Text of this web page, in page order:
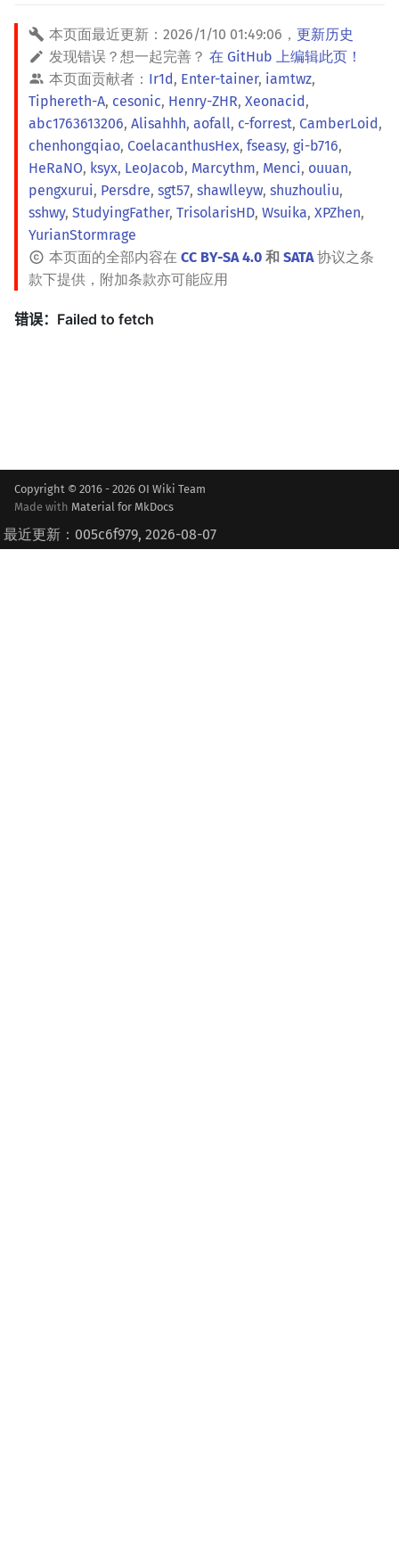
本页面最近更新： 2026/1/10 01:49:06 ， 更新历史
发现错误？想一起完善？ 在 GitHub 上编辑此页！
本页面贡献者： Ir1d , Enter-tainer, iamtwz,
Tiphereth-A, cesonic, Henry-ZHR, Xeonacid ,
abc1763613206, Alisahhh, aofall, c-forrest, CamberLoid ,
chenhongqiao, CoelacanthusHex, fseasy, gi-b716,
HeRaNO, ksyx, LeoJacob, Marcythm, Menci, ouuan,
pengxurui, Persdre, sgt57, shawlleyw, shuzhouliu,
sshwy, StudyingFather, TrisolarisHD, Wsuika, XPZhen,
YurianStormrage
本页面的全部内容在 CC BY-SA 4.0 和 SATA协议之条
款下提供，附加条款亦可能应用
Copyright © 2016 - 2026 OI Wiki Team
Made with Material for MkDocs
最近更新：005c6f979, 2026-08-07